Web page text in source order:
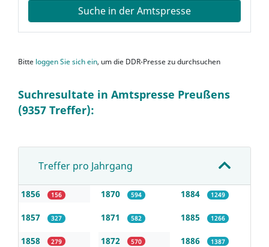
Suche in der Amtspresse
Bitte loggen Sie sich ein, um die DDR-Presse zu durchsuchen
Suchresultate in Amtspresse Preußens
(9357 Treffer):
Treffer pro Jahrgang
1856 156
1857 327
1858 279
1870 594
1871 582
1872 570
1884 1249
1885 1266
1886 1387